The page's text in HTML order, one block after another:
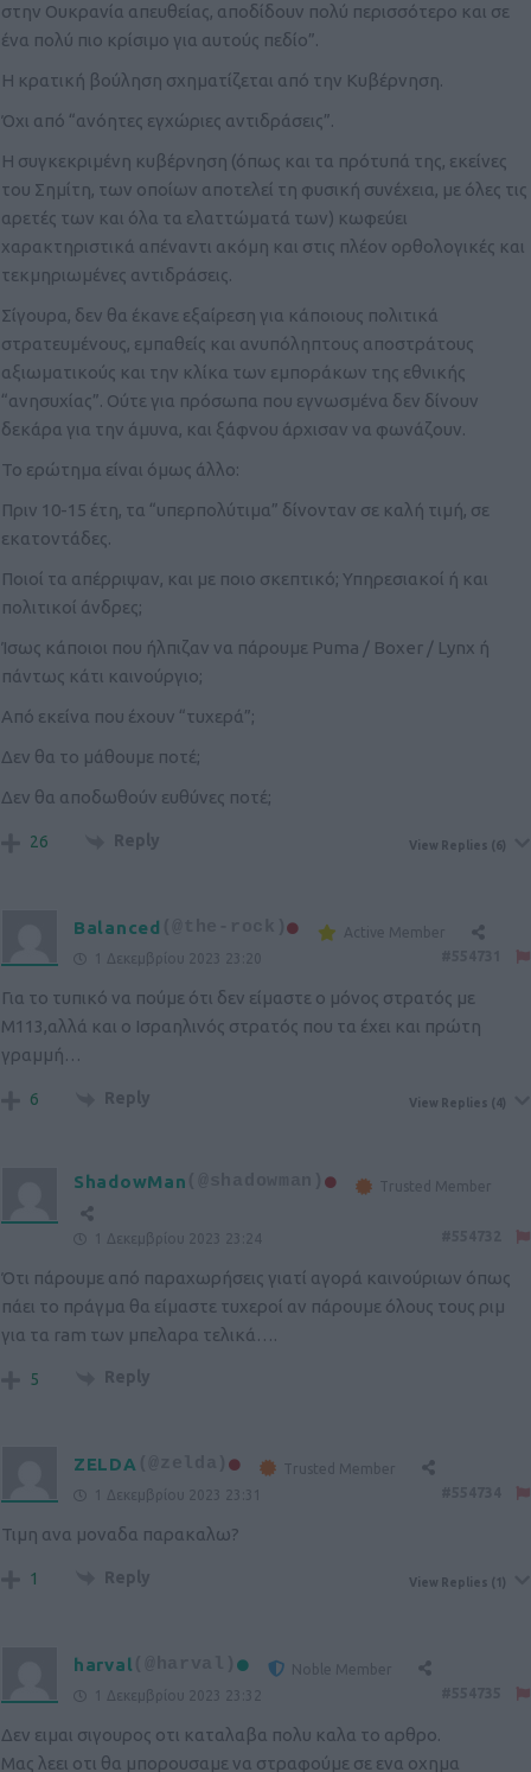
στην Ουκρανία απευθείας, αποδίδουν πολύ περισσότερο και σε
ένα πολύ πιο κρίσιμο για αυτούς πεδίο”.
Η κρατική βούληση σχηματίζεται από την Κυβέρνηση.
Όχι από “ανόητες εγχώριες αντιδράσεις”.
Η συγκεκριμένη κυβέρνηση (όπως και τα πρότυπά της, εκείνες
του Σημίτη, των οποίων αποτελεί τη φυσική συνέχεια, με όλες τις
αρετές των και όλα τα ελαττώματά των) κωφεύει
χαρακτηριστικά απέναντι ακόμη και στις πλέον ορθολογικές και
τεκμηριωμένες αντιδράσεις.
Σίγουρα, δεν θα έκανε εξαίρεση για κάποιους πολιτικά
στρατευμένους, εμπαθείς και ανυπόληπτους αποστράτους
αξιωματικούς και την κλίκα των εμποράκων της εθνικής
“ανησυχίας”. Ούτε για πρόσωπα που εγνωσμένα δεν δίνουν
δεκάρα για την άμυνα, και ξάφνου άρχισαν να φωνάζουν.
Το ερώτημα είναι όμως άλλο:
Πριν 10-15 έτη, τα “υπερπολύτιμα” δίνονταν σε καλή τιμή, σε
εκατοντάδες.
Ποιοί τα απέρριψαν, και με ποιο σκεπτικό; Υπηρεσιακοί ή και
πολιτικοί άνδρες;
Ίσως κάποιοι που ήλπιζαν να πάρουμε Puma / Boχer / Lynχ ή
πάντως κάτι καινούργιο;
Από εκείνα που έχουν “τυχερά”;
Δεν θα το μάθουμε ποτέ;
Δεν θα αποδωθούν ευθύνες ποτέ;
26 Reply View Replies (6)
Balanced (@the-rock)
Active Member
1 Δεκεμβρίου 2023 23:20
Για το τυπικό να πούμε ότι δεν είμαστε ο μόνος στρατός με
Μ113,αλλά και ο Ισραηλινός στρατός που τα έχει και πρώτη
γραμμή…
6 Reply View Replies (4)
ShadowMan Trusted Member
1 Δεκεμβρίου 2023 23:24
Ότι πάρουμε από παραχωρήσεις γιατί αγορά καινούριων όπως
πάει το πράγμα θα είμαστε τυχεροί αν πάρουμε όλους τους ριμ
για τα ram των μπελαρα τελικά….
5 Reply
ZELDA (@zelda)
Trusted Member
1 Δεκεμβρίου 2023 23:31
Τιμη ανα μοναδα παρακαλω?
1 Reply View Replies (1)
harval
Noble Member
1 Δεκεμβρίου 2023 23:32
Δεν ειμαι σιγουρος οτι καταλαβα πολυ καλα το αρθρο.
Μας λεει οτι θα μπορουσαμε να στραφούμε σε ενα οχημα